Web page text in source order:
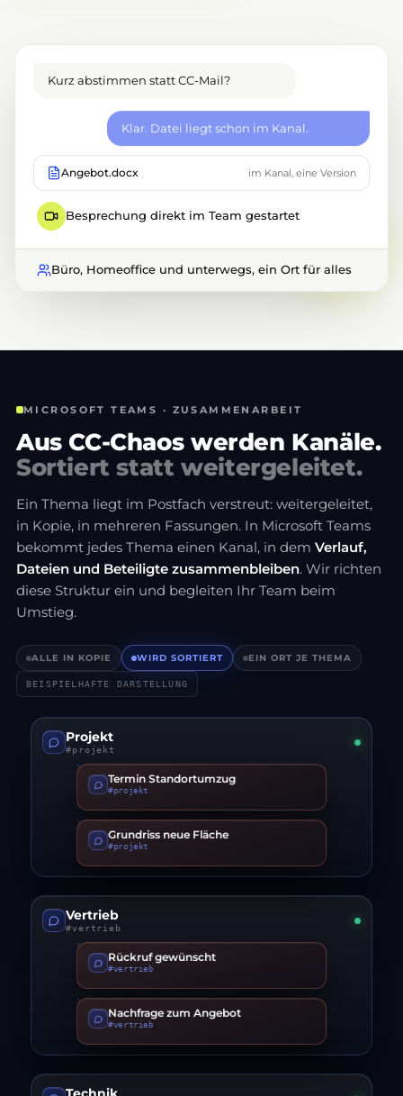
Kurz abstimmen statt CC-Mail?
Klar. Datei liegt schon im Kanal.
Angebot.docx im Kanal, eine Version
Besprechung direkt im Team gestartet
Büro, Homeoffice und unterwegs, ein Ort für alles
MICROSOFT TEAMS · ZUSAMMENARBEIT
Aus CC-Chaos werden Kanäle.
Sortiert statt weitergeleitet.
Ein Thema liegt im Postfach verstreut: weitergeleitet,
in Kopie, in mehreren Fassungen. In Microsoft Teams
bekommt jedes Thema einen Kanal, in dem Verlauf,
Dateien und Beteiligte zusammenbleiben. Wir richten
diese Struktur ein und begleiten Ihr Team beim
Umstieg.
ALLE IN KOPIE WIRD SORTIERT EIN ORT JE THEMA
BEISPIELHAFTE DARSTELLUNG
Projekt
#projekt
Vertrieb
#vertrieb
Technik
Termin Standortumzug
#projekt
Grundriss neue Fläche
#projekt
Rückruf gewünscht
#vertrieb
Nachfrage zum Angebot
#vertrieb